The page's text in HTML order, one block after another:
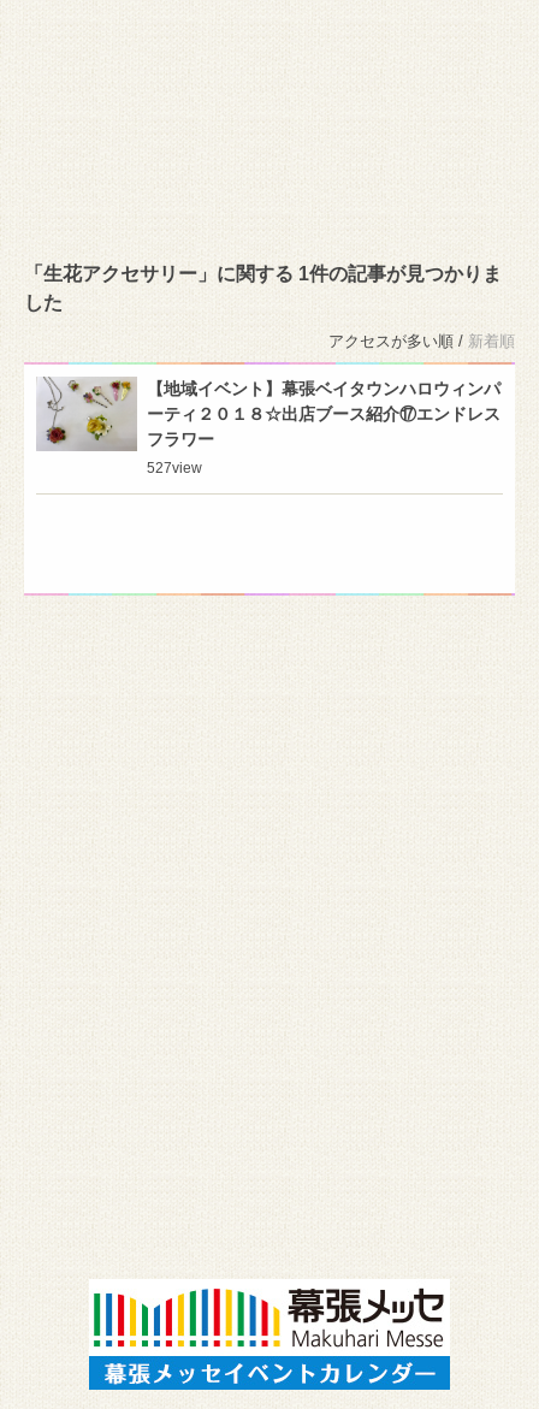
「生花アクセサリー」に関する 1件の記事が見つかりま
した
アクセスが多い順 / 新着順
【地域イベント】幕張ベイタウンハロウィンパ
ーティ２０１８☆出店ブース紹介⑰エンドレス
フラワー
527view